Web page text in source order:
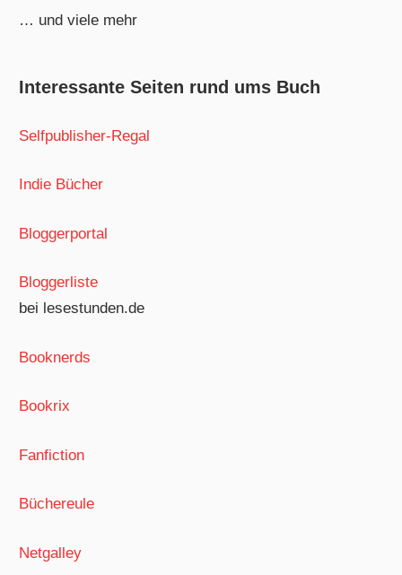
… und viele mehr
Interessante Seiten rund ums Buch
Selfpublisher-Regal
Indie Bücher
Bloggerportal
Bloggerliste
bei lesestunden.de
Booknerds
Bookrix
Fanfiction
Büchereule
Netgalley